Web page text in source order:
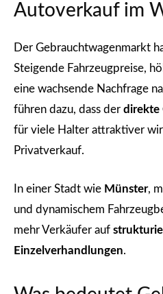
Autoverkauf im
Der Gebrauchtwagenmarkt
Steigende Fahrzeugpreise,
eine wachsende Nachfrage
führen dazu, dass der direkte
für viele Halter attraktiver
Privatverkauf.
In einer Stadt wie Münster,
und dynamischem
mehr Verkäufer auf
Einzelverhandlungen.